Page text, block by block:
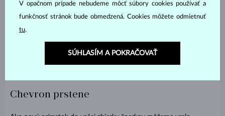
Chevron prstene
V opačnom prípade nebudeme môcť súbory cookies používať a
funkčnosť stránok bude obmedzená. Cookies môžete odmietnuť
tu.
SÚHLASÍM A POKRAČOVAŤ